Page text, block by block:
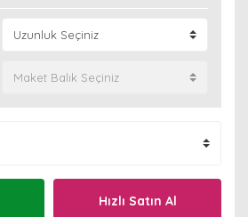
Hızlı Satın Al